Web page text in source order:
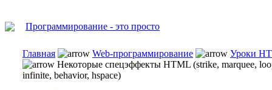
Программирование - это просто
Главная Web-программирование
Уроки
Некоторые спецэффекты HTML (strike, marquee,
infinite, behavior, hspace)